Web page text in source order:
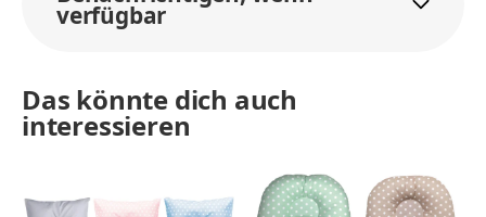
verfügbar
Das könnte dich auch
interessieren